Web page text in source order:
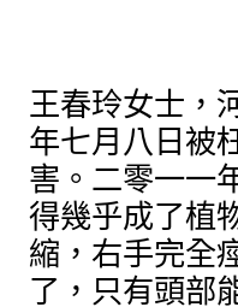
王春玲女士，
年七月八日被
害。二零一一
得幾乎成了植
縮，右手完全
了，只有頭部